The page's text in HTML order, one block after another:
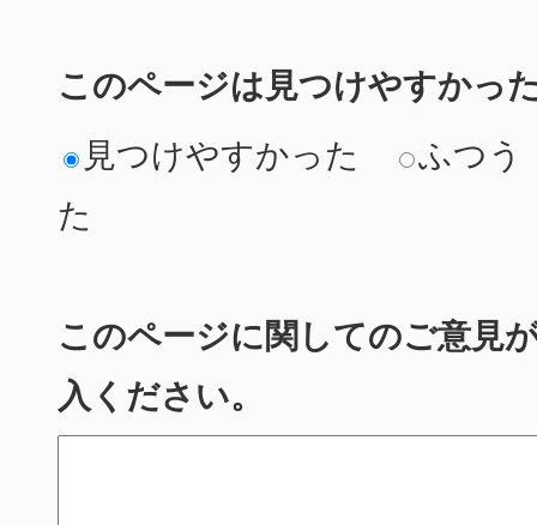
このページは見つけやすかっ
見つけやすかった
ふつう
た
このページに関してのご意見
入ください。